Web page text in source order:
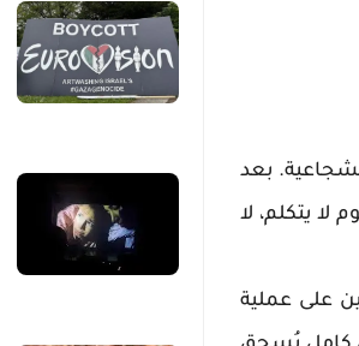
في حي الشجاعية. بعد
لا يتكلم، لا
على عملية